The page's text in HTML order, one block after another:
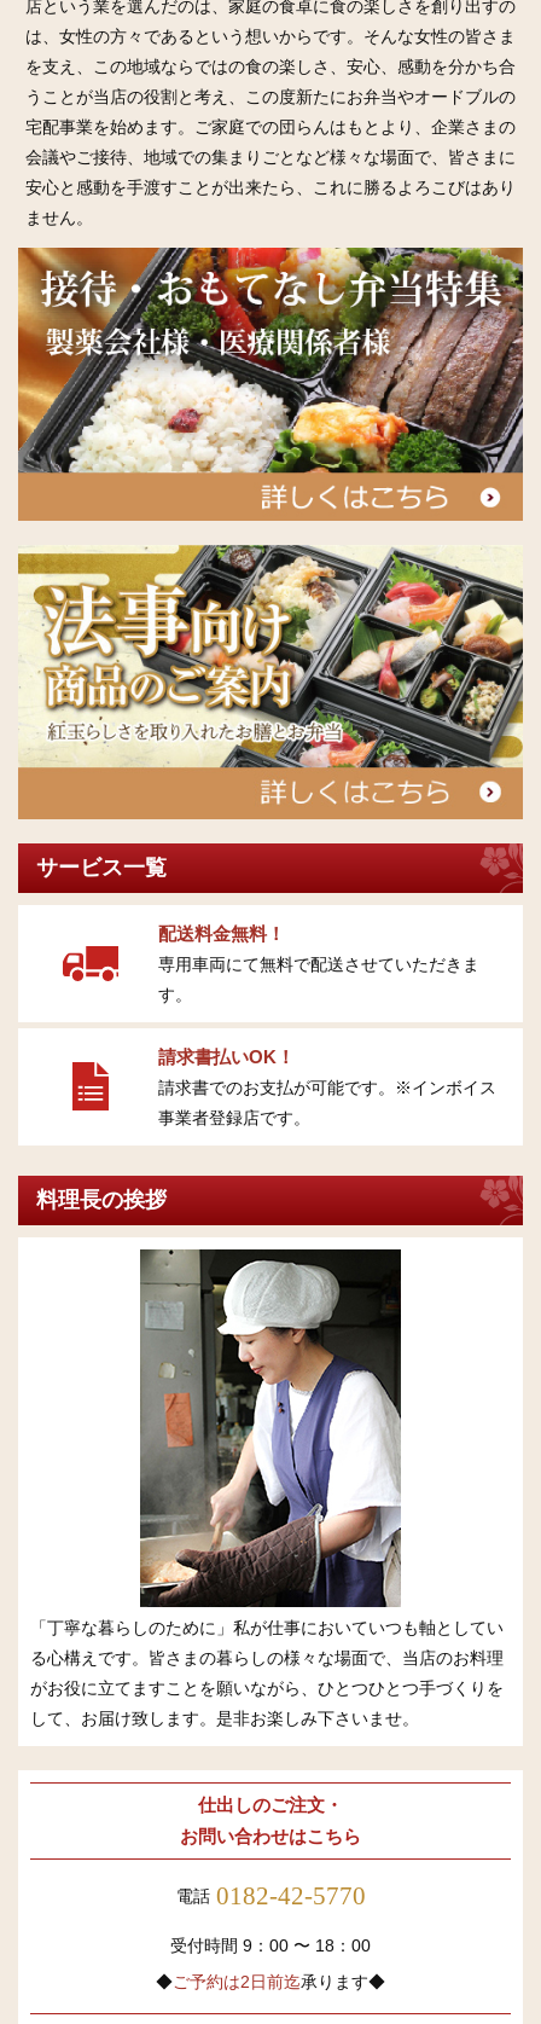
店という業を選んだのは、家庭の食卓に食の楽しさを創り出すの
は、女性の方々であるという想いからです。そんな女性の皆さま
を支え、この地域ならではの食の楽しさ、安心、感動を分かち合
うことが当店の役割と考え、この度新たにお弁当やオードブルの
宅配事業を始めます。ご家庭での団らんはもとより、企業さまの
会議やご接待、地域での集まりごとなど様々な場面で、皆さまに
安心と感動を手渡すことが出来たら、これに勝るよろこびはあり
ません。
サービス一覧
配送料金無料！
専用車両にて無料で配送させていただきま
す。
請求書払いOK！
請求書でのお支払が可能です。※インボイス
事業者登録店です。
料理長の挨拶
「丁寧な暮らしのために」私が仕事においていつも軸としてい
る心構えです。皆さまの暮らしの様々な場面で、当店のお料理
がお役に立てますことを願いながら、ひとつひとつ手づくりを
して、お届け致します。是非お楽しみ下さいませ。
仕出しのご注文・
お問い合わせはこちら
電話 0182-42-5770
受付時間 9：00 〜 18：00
◆ご予約は2日前迄承ります◆